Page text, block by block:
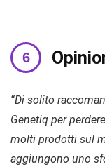
“Di solito
Genetiq per
molti prodotti sul
aggiungono uno